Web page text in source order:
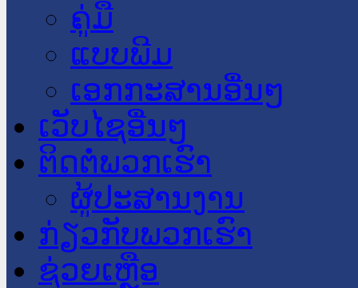
ຄູ່ມື
ແບບພີມ
ເອກກະສານອື່ນໆ
ເວັບໄຊອື່ນໆ
ຕິດຕໍ່ພວກເຮົາ
ຜູ້ປະສານງານ
ກ່ຽວກັບພວກເຮົາ
ຊ່ວຍເຫຼືອ